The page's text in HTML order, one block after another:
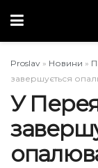
Proslav » Новини »
завершується
У